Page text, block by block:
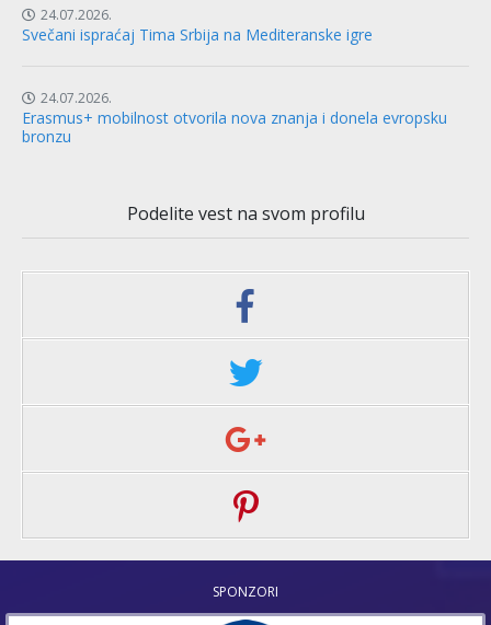
24.07.2026.
Svečani ispraćaj Tima Srbija na Mediteranske igre
24.07.2026.
Erasmus+ mobilnost otvorila nova znanja i donela evropsku
bronzu
Podelite vest na svom profilu
SPONZORI